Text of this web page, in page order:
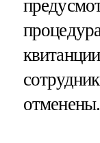
отменены.